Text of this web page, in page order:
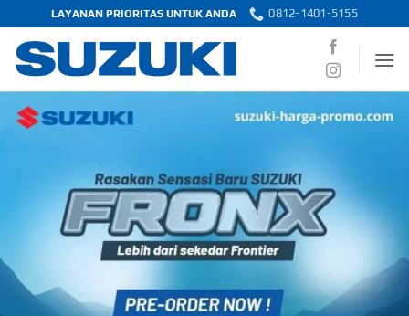
to
content
LAYANAN PRIORITAS UNTUK ANDA 0812-1401-5155